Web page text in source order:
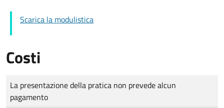
Scarica la modulistica
Costi
Tipo di pagamento
Importo
La presentazione della pratica non prevede alcun
pagamento